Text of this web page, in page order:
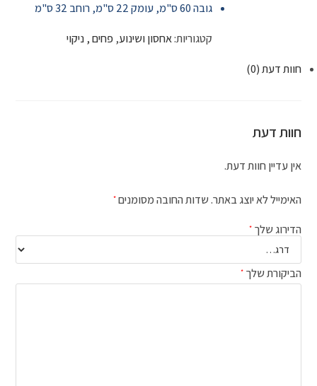
גובה 60 ס"מ, עומק 22 ס"מ, רוחב 32 ס"מ
קטגוריות:אחסון ושינוע, פחים , ניקוי
חוות דעת (0)
חוות דעת
אין עדיין חוות דעת.
האימייל לא יוצג באתר.שדות החובה מסומנים*
הדירוג שלך*
הביקורת שלך*